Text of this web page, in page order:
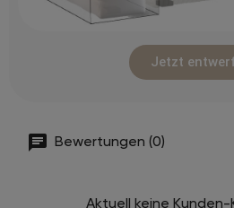
Jetzt
Bewertungen (0)
Aktuell keine